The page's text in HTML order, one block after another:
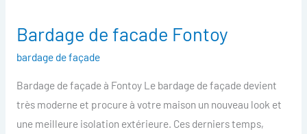
Bardage de facade Fontoy
bardage de façade
Bardage de façade à Fontoy Le bardage de façade devient
très moderne et procure à votre maison un nouveau look et
une meilleure isolation extérieure. Ces derniers temps,
Bardage
Fontoy